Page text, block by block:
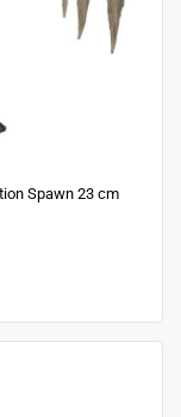
Spawn 23 cm